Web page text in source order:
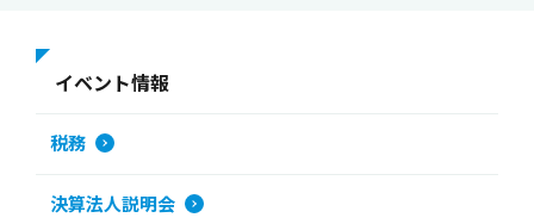
イベント情報
税務
決算法人説明会